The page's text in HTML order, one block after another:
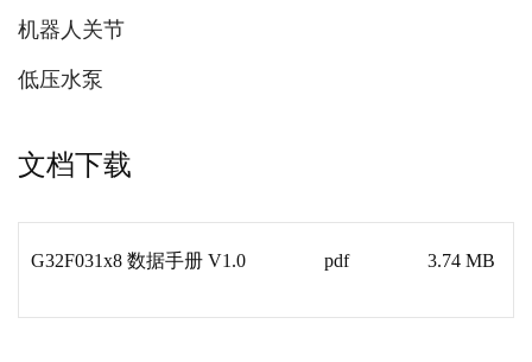
机器人关节
低压水泵
文档下载
G32F031x8 数据手册 V1.0 pdf 3.74 MB